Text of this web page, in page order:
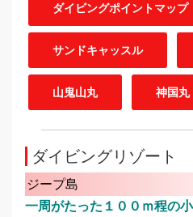
ダイビングポイントマップ
サンドキャッスル
山鬼山丸 神国丸
ダイビングリゾート
ジープ島
一周がたった１００ｍ程の小